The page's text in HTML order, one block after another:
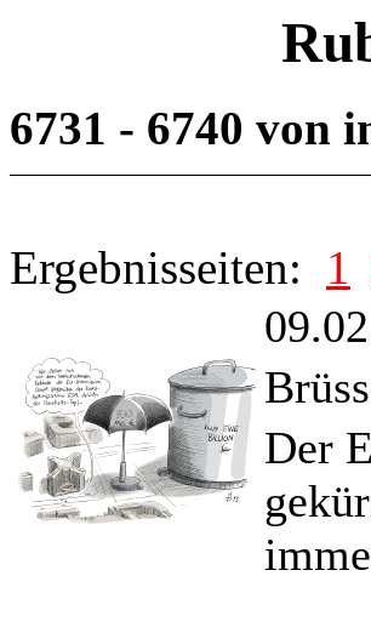
6731 - 6740 von
Ergebnisseiten: 1
Der